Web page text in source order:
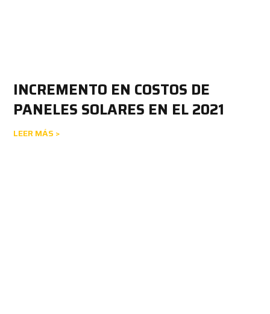
INCREMENTO EN COSTOS DE
PANELES SOLARES EN EL 2021
LEER MÁS >